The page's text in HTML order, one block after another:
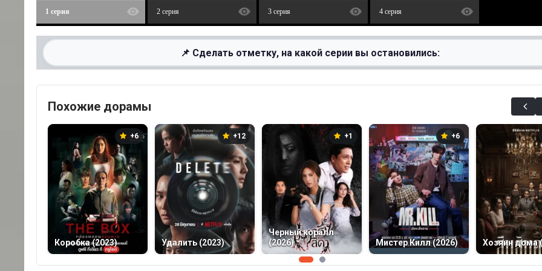
1 серия 2 серия 3 серия 4 серия
📌 Сделать отметку, на какой серии вы остановились:
Похожие дорамы
+6
Коробка (2023)
+12
Удалить (2023)
+1
Черный коралл
(2026)
+6
Мистер Килл (2026) Хозяин дома